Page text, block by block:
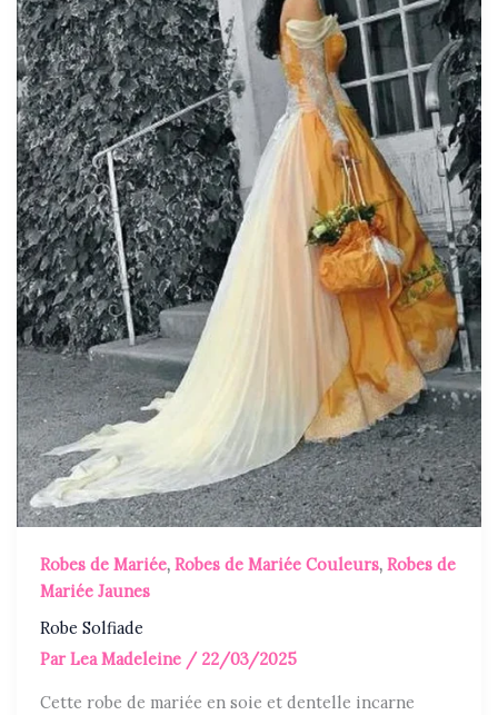
Robes de Mariée,Robes de Mariée Couleurs,Robes de
Mariée Jaunes
Robe Solfiade
ParLea Madeleine / 22/03/2025
Cette robe de mariée en soie et dentelle incarne